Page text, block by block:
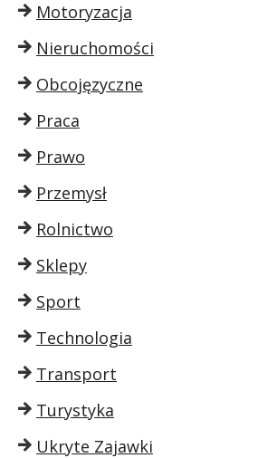
Motoryzacja
Nieruchomości
Obcojęzyczne
Praca
Prawo
Przemysł
Rolnictwo
Sklepy
Sport
Technologia
Transport
Turystyka
Ukryte Zajawki